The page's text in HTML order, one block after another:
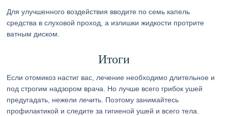
Для улучшенного воздействия вводите по семь капель
средства в слуховой проход, а излишки жидкости протрите
ватным диском.
Итоги
Если отомикоз настиг вас, лечение необходимо длительное и
под строгим надзором врача. Но лучше всего грибок ушей
предугадать, нежели лечить. Поэтому занимайтесь
профилактикой и следите за гигиеной ушей и всего тела.